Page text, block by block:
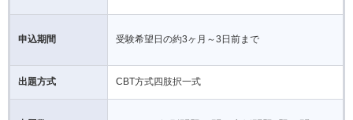
申込期間 受験希望日の約3ヶ月～3日前まで
出題方式 CBT方式四肢択一式